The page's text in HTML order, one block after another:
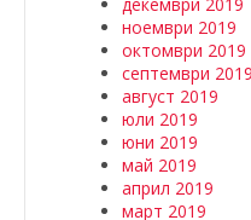
ноември 2019
октомври 2019
септември 2019
август 2019
юли 2019
юни 2019
май 2019
април 2019
март 2019